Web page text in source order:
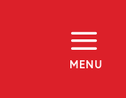
MENU